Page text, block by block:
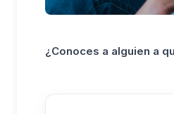
¿Conoces a alguien a